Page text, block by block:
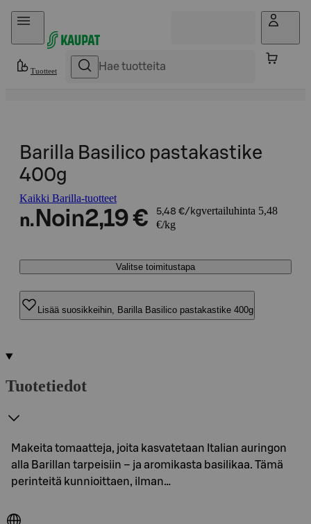
Hyppää sisältöön
Tuotteet
Barilla Basilico pastakastike
400g
Kaikki Barilla-tuotteet
n. Noin2,19 € 5,48 €/kgvertailuhinta 5,48
€/kg
Valitse toimitustapa
Lisää suosikkeihin, Barilla Basilico pastakastike 400g
Tuotetiedot
Makeita tomaatteja, joita kasvatetaan Italian auringon
alla Barillan tarpeisiin – ja aromikasta basilikaa. Tämä
perinteitä kunnioittaen, ilman…